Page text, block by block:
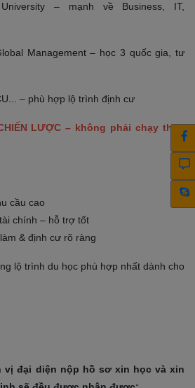
– mạnh về Business, IT,
Management – học 3 quốc gia, tư
– phù hợp lộ trình định cư
LƯỢC – không phải chạy theo
cầu cao
chính – hỗ trợ tốt
& định cư rõ ràng
lộ trình du học phù hợp nhất dành cho
vị đại diện nộp hồ sơ xin học và xin